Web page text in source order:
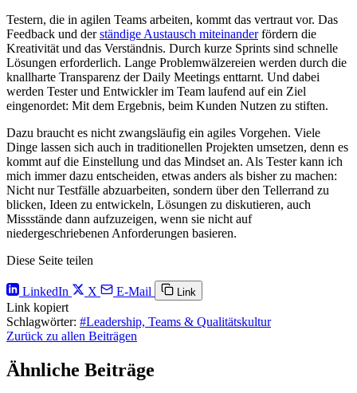
Testern, die in agilen Teams arbeiten, kommt das vertraut vor. Das
Feedback und derständige Austausch miteinanderfördern die
Kreativität und das Verständnis. Durch kurze Sprints sind schnelle
Lösungen erforderlich. Lange Problemwälzereien werden durch die
knallharte Transparenz der Daily Meetings enttarnt. Und dabei
werden Tester und Entwickler im Team laufend auf ein Ziel
eingenordet: Mit dem Ergebnis, beim Kunden Nutzen zu stiften.
Dazu braucht es nicht zwangsläufig ein agiles Vorgehen. Viele
Dinge lassen sich auch in traditionellen Projekten umsetzen, denn es
kommt auf die Einstellung und das Mindset an. Als Tester kann ich
mich immer dazu entscheiden, etwas anders als bisher zu machen:
Nicht nur Testfälle abzuarbeiten, sondern über den Tellerrand zu
blicken, Ideen zu entwickeln, Lösungen zu diskutieren, auch
Missstände dann aufzuzeigen, wenn sie nicht auf
niedergeschriebenen Anforderungen basieren.
Diese Seite teilen
LinkedIn X E-Mail Link
Link kopiert
Schlagwörter: #Leadership, Teams & Qualitätskultur
Zurück zu allen Beiträgen
Ähnliche Beiträge